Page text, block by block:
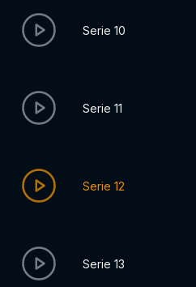
Serie 10
Serie 11
Serie 12
Serie 13